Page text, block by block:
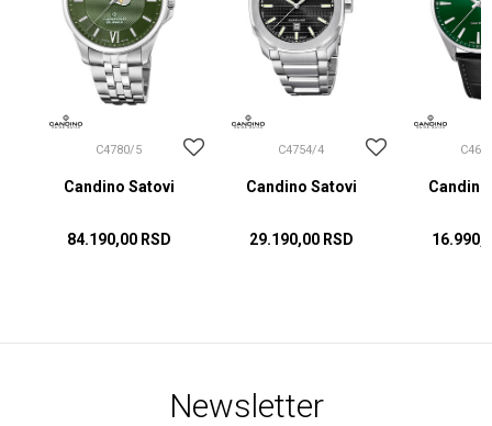
C4780/5
Candino Satovi
84.190,00 RSD
C4754/4
Candino Satovi
29.190,00 RSD
Newsletter